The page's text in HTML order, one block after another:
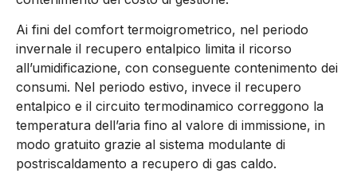
Ai fini del comfort termoigrometrico, nel periodo
invernale il recupero entalpico limita il ricorso
all’umidificazione, con conseguente contenimento dei
consumi. Nel periodo estivo, invece il recupero
entalpico e il circuito termodinamico correggono la
temperatura dell’aria fino al valore di immissione, in
modo gratuito grazie al sistema modulante di
postriscaldamento a recupero di gas caldo.